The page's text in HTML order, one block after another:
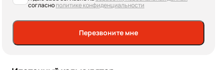
согласнополитике конфиденциальности
Перезвоните мне